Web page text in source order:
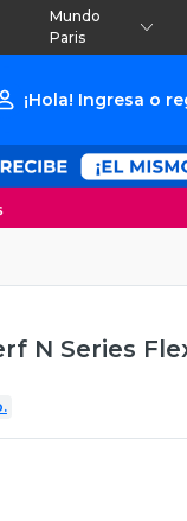
Mundo
Paris
¡Hola! Ingresa o
N Series